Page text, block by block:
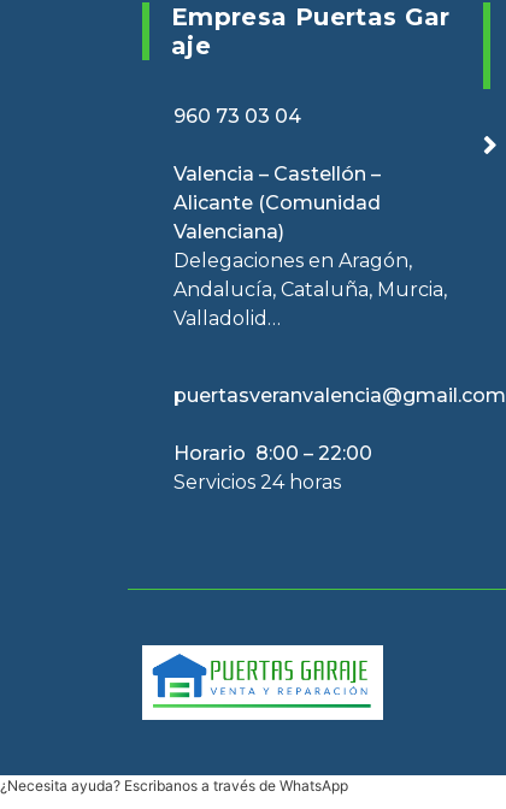
Empresa Puertas Gar
Aje
960 73 03 04
Valencia – Castellón –
Alicante (Comunidad
Valenciana)
Delegaciones en Aragón,
Andalucía, Cataluña, Murcia,
Valladolid…
puertasveranvalencia@gmail.com
Horario 8:00 – 22:00
Servicios 24 horas
¿Necesita ayuda? Escribanos a través de WhatsApp